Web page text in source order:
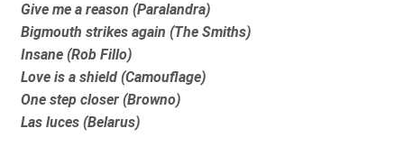
Give me a reason (Paralandra)
Bigmouth strikes again (The Smiths)
Insane (Rob Fillo)
Love is a shield (Camouflage)
One step closer (Browno)
Las luces (Belarus)